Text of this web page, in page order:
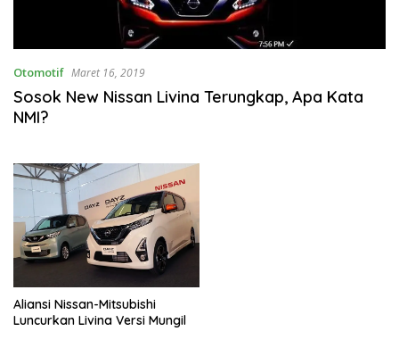
Otomotif Maret 16, 2019
Sosok New Nissan Livina Terungkap, Apa Kata
NMI?
Aliansi Nissan-Mitsubishi
Luncurkan Livina Versi Mungil